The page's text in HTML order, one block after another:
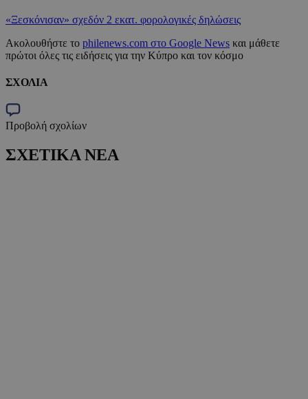
«Ξεσκόνισαν» σχεδόν 2 εκατ. φορολογικές δηλώσεις
Ακολουθήστε το philenews.com στο Google News και μάθετε
πρώτοι όλες τις ειδήσεις για την Κύπρο και τον κόσμο
ΣΧΟΛΙΑ
Προβολή σχολίων
ΣΧΕΤΙΚΑ ΝΕΑ